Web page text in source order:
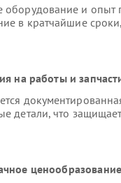
и опыт
в кратчайшие
на работы и
детали, что